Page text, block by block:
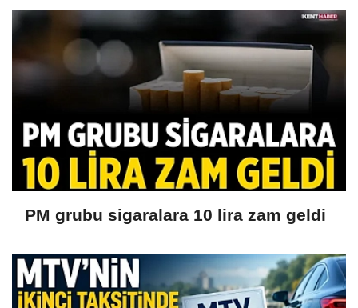
PM grubu sigaralara 10 lira zam geldi